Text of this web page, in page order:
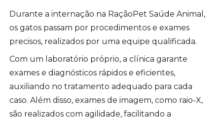
Durante a internação na RaçãoPet Saúde Animal,
os gatos passam por procedimentos e exames
precisos, realizados por uma equipe qualificada.
Com um laboratório próprio, a clínica garante
exames e diagnósticos rápidos e eficientes,
auxiliando no tratamento adequado para cada
caso. Além disso, exames de imagem, como raio-X,
são realizados com agilidade, facilitando a